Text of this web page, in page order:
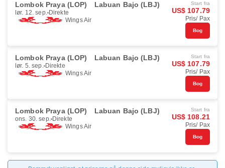
Lombok Praya (LOP) Labuan Bajo (LBJ)
lør. 12. sep. Direkte
Wings Air
Start fra
US$ 107.79
Pris/ Pax
Bog
Lombok Praya (LOP) Labuan Bajo (LBJ)
lør. 5. sep. Direkte
Wings Air
Start fra
US$ 107.79
Pris/ Pax
Bog
Lombok Praya (LOP) Labuan Bajo (LBJ)
ons. 30. sep. Direkte
Wings Air
Start fra
US$ 108.21
Pris/ Pax
Bog